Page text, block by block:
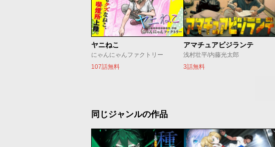
ヤニねこ
にゃんにゃんファクトリー
107話無料
アマチュアビジランテ
浅村壮平/内藤光太郎
3話無料
同じジャンルの作品